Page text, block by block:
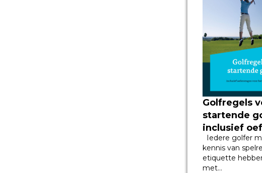
Golfregels
startende
inclusief
voor het
Iedere golfer
kennis van
etiquette
met…